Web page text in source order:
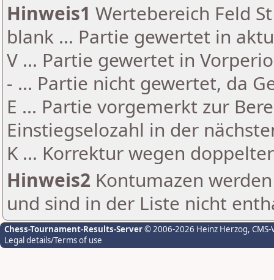
Hinweis1 Wertebereich Feld
blank ... Partie gewertet in
V ... Partie gewertet in
- ... Partie nicht gewertet, da
E ... Partie vorgemerkt zur
Einstiegselozahl in der
K ... Korrektur wegen
Hinweis2 Kontumazen
und sind in der Liste nicht
Chess-Tournament-Results-Server© 2006-2026 Heinz Herzog,
Legal details/Terms of use